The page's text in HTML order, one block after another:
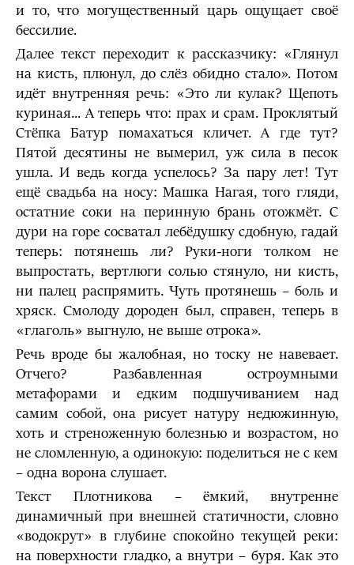
и то, что могущественный царь ощущает своё
бессилие.
Далее текст переходит к рассказчику: «Глянул
на кисть, плюнул, до слёз обидно стало». Потом
идёт внутренняя речь: «Это ли кулак? Щепоть
куриная... А теперь что: прах и срам. Проклятый
Стёпка Батур помахаться кличет. А где тут?
Пятой десятины не вымерил, уж сила в песок
ушла. И ведь когда успелось? За пару лет! Тут
ещё свадьба на носу: Машка Нагая, того гляди,
остатние соки на перинную брань отожмёт. С
дури на горе сосватал лебёдушку сдобную, гадай
теперь: потянешь ли? Руки-ноги толком не
выпростать, вертлюги солью стянуло, ни кисть,
ни палец распрямить. Чуть протянешь – боль и
хряск. Смолоду дороден был, справен, теперь в
«глаголь» выгнуло, не выше отрока».
Речь вроде бы жалобная, но тоску не навевает.
Отчего? Разбавленная остроумными
метафорами и едким подшучиванием над
самим собой, она рисует натуру недюжинную,
хоть и стреноженную болезнью и возрастом, но
не сломленную, а одинокую: поделиться не с кем
– одна ворона слушает.
Текст Плотникова – ёмкий, внутренне
динамичный при внешней статичности, словно
«водокрут» в глубине спокойно текущей реки:
на поверхности гладко, а внутри – буря. Как это